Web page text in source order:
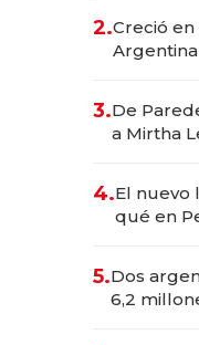
2.Creció
las
3.De
a Mirtha
4.El nuevo
qué en
5.Dos
6,2